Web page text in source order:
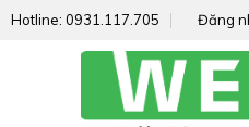
Hotline: 0931.117.705 Đăng